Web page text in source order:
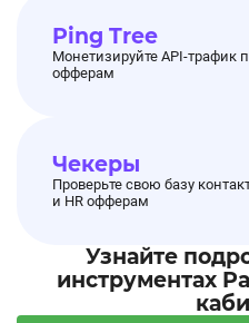
Ping Tree
Монетизируйте API-
офферам
Чекеры
Проверьте свою базу
и HR офферам
Узнайте
инструментах